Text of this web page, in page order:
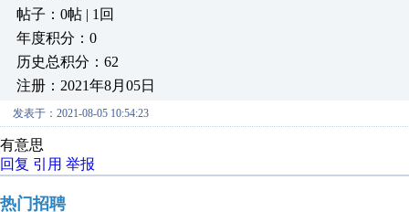
帖子：0帖 | 1回
年度积分：0
历史总积分：62
注册：2021年8月05日
发表于：2021-08-05 10:54:23
有意思
回复 引用 举报
热门招聘